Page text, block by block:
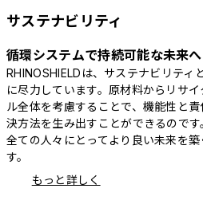
サステナビリティ
循環システムで持続可能な未来へ
RHINOSHIELDは、サステナビリティ
に尽力しています。原材料からリサ
ル全体を考慮することで、機能性と
決方法を生み出すことができるので
全ての人々にとってより良い未来を
す。
もっと詳しく